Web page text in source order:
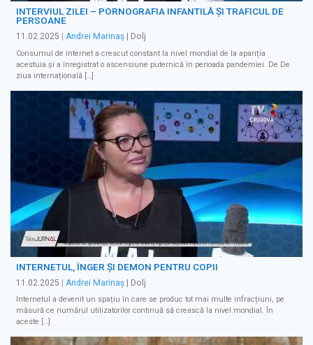
INTERVIUL ZILEI – PORNOGRAFIA INFANTILĂ ȘI TRAFICUL DE
PERSOANE
11.02.2025 | Andrei Marinaș | Dolj
Consumul de internet a crescut constant la nivel mondial de la apariția
acestuia și a înregistrat o ascensiune puternică în perioada pandemiei. De De
ziua internațională […]
INTERNETUL, ÎNGER ȘI DEMON PENTRU COPII
11.02.2025 | Andrei Marinaș | Dolj
Internetul a devenit un spațiu în care se produc tot mai multe infracțiuni, pe
măsură ce numărul utilizatorilor continuă să crească la nivel mondial. În
aceste […]